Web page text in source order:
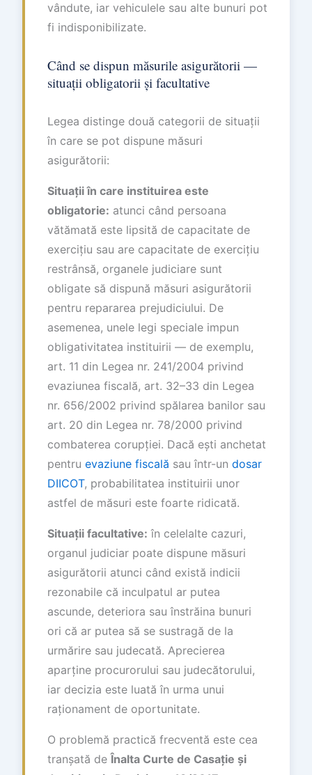
vândute, iar vehiculele sau alte bunuri pot
fi indisponibilizate.
Când se dispun măsurile asigurătorii —
situații obligatorii și facultative
Legea distinge două categorii de situații
în care se pot dispune măsuri
asigurătorii:
Situații în care instituirea este
obligatorie: atunci când persoana
vătămată este lipsită de capacitate de
exercițiu sau are capacitate de exercițiu
restrânsă, organele judiciare sunt
obligate să dispună măsuri asigurătorii
pentru repararea prejudiciului. De
asemenea, unele legi speciale impun
obligativitatea instituirii — de exemplu,
art. 11 din Legea nr. 241/2004 privind
evaziunea fiscală, art. 32–33 din Legea
nr. 656/2002 privind spălarea banilor sau
art. 20 din Legea nr. 78/2000 privind
combaterea corupției. Dacă ești anchetat
pentru evaziune fiscală sau într-un dosar
DIICOT, probabilitatea instituirii unor
astfel de măsuri este foarte ridicată.
Situații facultative: în celelalte cazuri,
organul judiciar poate dispune măsuri
asigurătorii atunci când există indicii
rezonabile că inculpatul ar putea
ascunde, deteriora sau înstrăina bunuri
ori că ar putea să se sustragă de la
urmărire sau judecată. Aprecierea
aparține procurorului sau judecătorului,
iar decizia este luată în urma unui
raționament de oportunitate.
O problemă practică frecventă este cea
tranșată deÎnalta Curte de Casație și